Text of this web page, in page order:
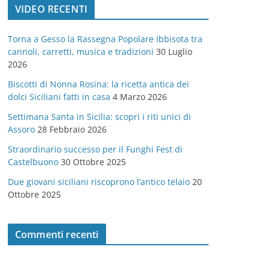
o
r
e
VIDEO RECENTI
Torna a Gesso la Rassegna Popolare Ibbisota tra
cannoli, carretti, musica e tradizioni 30 Luglio
2026
Biscotti di Nonna Rosina: la ricetta antica dei
dolci Siciliani fatti in casa 4 Marzo 2026
Settimana Santa in Sicilia: scopri i riti unici di
Assoro 28 Febbraio 2026
Straordinario successo per il Funghi Fest di
Castelbuono 30 Ottobre 2025
Due giovani siciliani riscoprono l’antico telaio 20
Ottobre 2025
Commenti recenti